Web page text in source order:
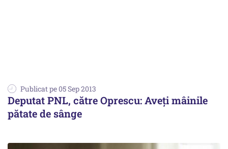
Publicat pe 05 Sep 2013
Deputat PNL, către Oprescu: Aveți mâinile
pătate de sânge